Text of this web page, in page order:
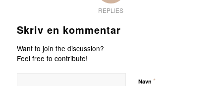
REPLIES
Skriv en kommentar
Want to join the discussion?
Feel free to contribute!
Navn *